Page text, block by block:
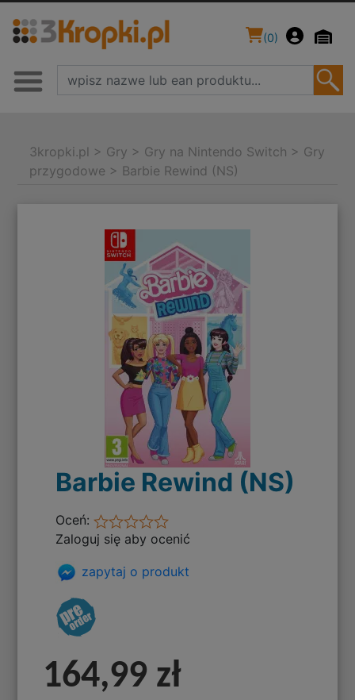
(0)
3kropki.pl > Gry > Gry na Nintendo Switch > Gry
przygodowe > Barbie Rewind (NS)
Barbie Rewind (NS)
Oceń:
Zaloguj się aby ocenić
zapytaj o produkt
164,99 zł